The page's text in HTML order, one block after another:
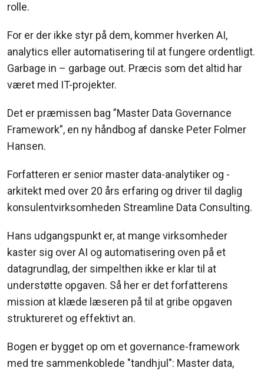
rolle.
For er der ikke styr på dem, kommer hverken AI,
analytics eller automatisering til at fungere ordentligt.
Garbage in – garbage out. Præcis som det altid har
været med IT-projekter.
Det er præmissen bag ”Master Data Governance
Framework”, en ny håndbog af danske Peter Folmer
Hansen.
Forfatteren er senior master data-analytiker og -
arkitekt med over 20 års erfaring og driver til daglig
konsulentvirksomheden Streamline Data Consulting.
Hans udgangspunkt er, at mange virksomheder
kaster sig over AI og automatisering oven på et
datagrundlag, der simpelthen ikke er klar til at
understøtte opgaven. Så her er det forfatterens
mission at klæde læseren på til at gribe opgaven
struktureret og effektivt an.
Bogen er bygget op om et governance-framework
med tre sammenkoblede "tandhjul": Master data,